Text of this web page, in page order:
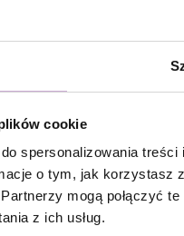
cookie
spersonalizowania
o tym, jak korzystasz
mogą połączyć
z ich usług.
zaaplikować DNKa’ Dehydrator
dodatkowej przyczepności.
Multi Base i utwardzić w lampie
i utwardzić w lampie LED
powłoki, zaleca się